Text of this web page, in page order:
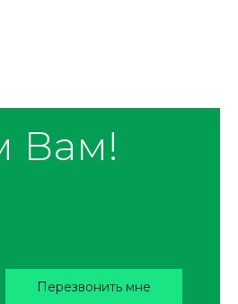
Вам!
Перезвонить мне